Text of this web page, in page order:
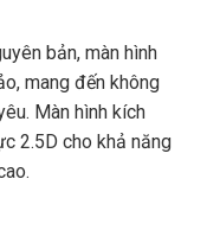
bản, màn hình
mang đến không
Màn hình kích
2.5D cho khả năng